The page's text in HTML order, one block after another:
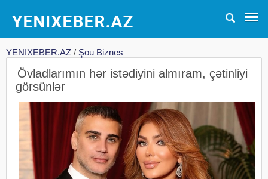
YENIXEBER.AZ / Şou Biznes
Övladlarımın hər istədiyini almıram, çətinliyi
görsünlər